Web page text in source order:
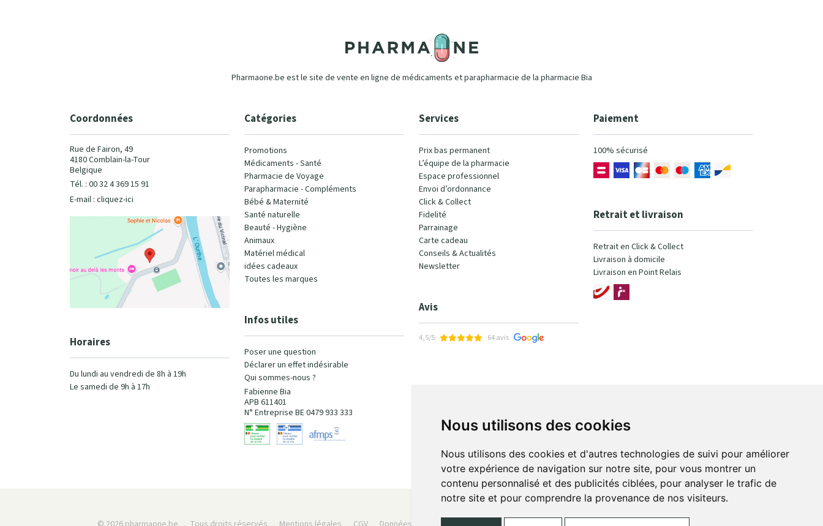
Nous utilisons des cookies
Nous utilisons des cookies et d'autres technologies de suivi pour améliorer
votre expérience de navigation sur notre site, pour vous montrer un
contenu personnalisé et des publicités ciblées, pour analyser le trafic de
notre site et pour comprendre la provenance de nos visiteurs.
Pharmaone.be est le site de vente en ligne de médicaments et parapharmacie de la pharmacie Bia
Coordonnées
Rue de Fairon, 49
4180 Comblain-la-Tour
Belgique
Tél. : 00 32 4 369 15 91
E-mail : cliquez-ici
Horaires
Du lundi au vendredi de 8h à 19h
Le samedi de 9h à 17h
Catégories
Promotions
Médicaments - Santé
Pharmacie de Voyage
Parapharmacie - Compléments
Bébé & Maternité
Santé naturelle
Beauté - Hygiène
Animaux
Matériel médical
idées cadeaux
Toutes les marques
Infos utiles
Poser une question
Déclarer un effet indésirable
Qui sommes-nous ?
Fabienne Bia
APB 611401
N° Entreprise BE 0479 933 333
Services
Prix bas permanent
L’équipe de la pharmacie
Espace professionnel
Envoi d’ordonnance
Click & Collect
Fidelité
Parrainage
Carte cadeau
Conseils & Actualités
Newsletter
Avis
4,5/5 64 avis
Paiement
100% sécurisé
Retrait et livraison
Retrait en Click & Collect
Livraison à domicile
Livraison en Point Relais